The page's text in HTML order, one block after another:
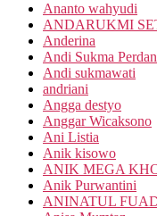
Ananto wahyudi
ANDARUKMI
Anderina
Andi Sukma
Andi sukmawati
andriani
Angga destyo
Anggar Wicaksono
Ani Listia
Anik kisowo
ANIK MEGA
Anik Purwantini
ANINATUL